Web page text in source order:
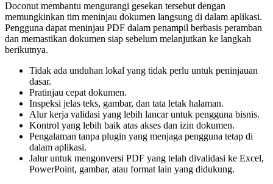
Doconut membantu mengurangi gesekan tersebut dengan
memungkinkan tim meninjau dokumen langsung di dalam aplikasi.
Pengguna dapat meninjau PDF dalam penampil berbasis peramban
dan memastikan dokumen siap sebelum melanjutkan ke langkah
berikutnya.
Tidak ada unduhan lokal yang tidak perlu untuk peninjauan
dasar.
Pratinjau cepat dokumen.
Inspeksi jelas teks, gambar, dan tata letak halaman.
Alur kerja validasi yang lebih lancar untuk pengguna bisnis.
Kontrol yang lebih baik atas akses dan izin dokumen.
Pengalaman tanpa plugin yang menjaga pengguna tetap di
dalam aplikasi.
Jalur untuk mengonversi PDF yang telah divalidasi ke Excel,
PowerPoint, gambar, atau format lain yang didukung.